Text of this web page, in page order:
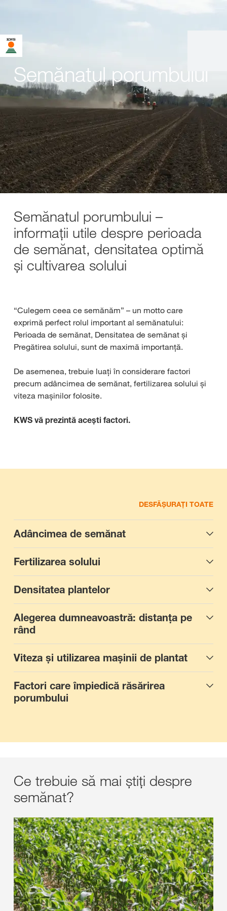
Semănatul porumbului
Semănatul porumbului –
informații utile despre perioada
de semănat, densitatea optimă
și cultivarea solului
“Culegem ceea ce semănăm” – un motto care
exprimă perfect rolul important al semănatului:
Perioada de semănat, Densitatea de semănat și
Pregătirea solului, sunt de maximă importanță.
De asemenea, trebuie luați în considerare factori
precum adâncimea de semănat, fertilizarea solului și
viteza mașinilor folosite.
KWS vă prezintă acești factori.
DESFĂȘURAȚI TOATE
Adâncimea de semănat
Fertilizarea solului
Densitatea plantelor
Alegerea dumneavoastră: distanța pe
rând
Viteza și utilizarea mașinii de plantat
Factori care împiedică răsărirea
porumbului
Ce trebuie să mai știți despre
semănat?